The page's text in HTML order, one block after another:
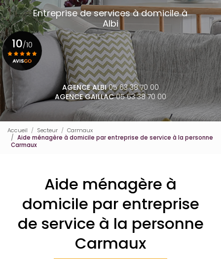
Entreprise de services à domicile à
Albi
AGENCE ALBI05 63 38 70 00
AGENCE GAILLAC05 63 38 70 00
10/10
Voir le certificat
Accueil Secteur
Carmaux
Aide ménagère à domicile par entreprise de service à la personne
Carmaux
Aide ménagère à
domicile par entreprise
de service à la personne
Carmaux